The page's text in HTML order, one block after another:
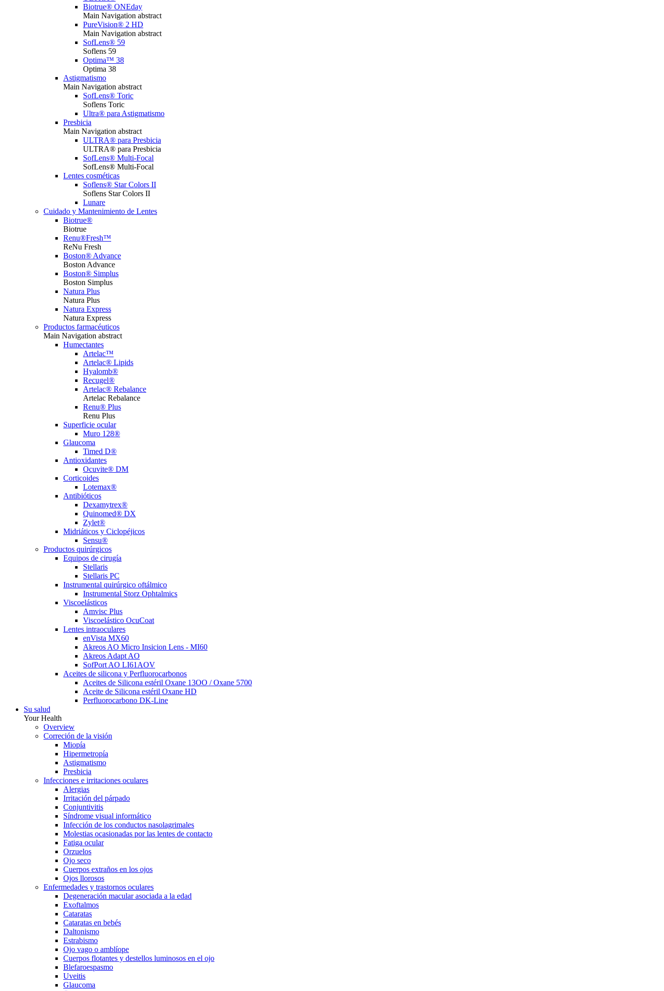
Biotrue® ONEday
Main Navigation abstract
PureVision® 2 HD
Main Navigation abstract
SofLens® 59
Soflens 59
Optima™ 38
Optima 38
Astigmatismo
Main Navigation abstract
SofLens® Toric
Soflens Toric
Ultra® para Astigmatismo
Presbicia
Main Navigation abstract
ULTRA® para Presbicia
ULTRA® para Presbicia
SofLens® Multi-Focal
SofLens® Multi-Focal
Lentes cosméticas
Soflens® Star Colors II
Soflens Star Colors II
Lunare
Cuidado y Mantenimiento de Lentes
Biotrue®
Biotrue
Renu®Fresh™
ReNu Fresh
Boston® Advance
Boston Advance
Boston® Simplus
Boston Simplus
Natura Plus
Natura Plus
Natura Express
Natura Express
Productos farmacéuticos
Main Navigation abstract
Humectantes
Artelac™
Artelac® Lipids
Hyalomb®
Recugel®
Artelac® Rebalance
Artelac Rebalance
Renu® Plus
Renu Plus
Superficie ocular
Muro 128®
Glaucoma
Timed D®
Antioxidantes
Ocuvite® DM
Corticoides
Lotemax®
Antibióticos
Dexamytrex®
Quinomed® DX
Zylet®
Midriáticos y Ciclopéjicos
Sensu®
Productos quirúrgicos
Equipos de cirugía
Stellaris
Stellaris PC
Instrumental quirúrgico oftálmico
Instrumental Storz Ophtalmics
Viscoelásticos
Amvisc Plus
Viscoelástico OcuCoat
Lentes intraoculares
enVista MX60
Akreos AO Micro Insicion Lens - MI60
Akreos Adapt AO
SofPort AO LI61AOV
Aceites de silicona y Perfluorocarbonos
Aceites de Silicona estéril Oxane 13OO / Oxane 5700
Aceite de Silicona estéril Oxane HD
Perfluorocarbono DK-Line
Su salud
Your Health
Overview
Correción de la visión
Miopía
Hipermetropía
Astigmatismo
Presbicia
Infecciones e irritaciones oculares
Alergias
Irritación del párpado
Conjuntivitis
Síndrome visual informático
Infección de los conductos nasolagrimales
Molestias ocasionadas por las lentes de contacto
Fatiga ocular
Orzuelos
Ojo seco
Cuerpos extraños en los ojos
Ojos llorosos
Enfermedades y trastornos oculares
Degeneración macular asociada a la edad
Exoftalmos
Cataratas
Cataratas en bebés
Daltonismo
Estrabismo
Ojo vago o amblíope
Cuerpos flotantes y destellos luminosos en el ojo
Blefaroespasmo
Uveitis
Glaucoma